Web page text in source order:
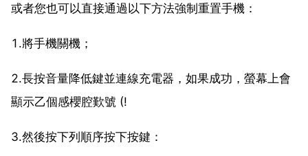
或者您也可以直接通過以下方法強制重置手機：
1.將手機關機；
2.長按音量降低鍵並連線充電器，如果成功，螢幕上會
顯示乙個感櫻腔歎號 (!
3.然後按下列順序按下按鍵：